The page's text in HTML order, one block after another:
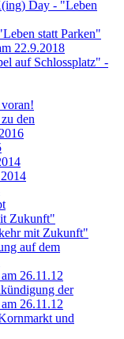
Day - "Leben
statt Parken"
22.9.2018
auf Schlossplatz" -
den
Zukunft"
mit Zukunft"
auf dem
26.11.12
der
26.11.12
und